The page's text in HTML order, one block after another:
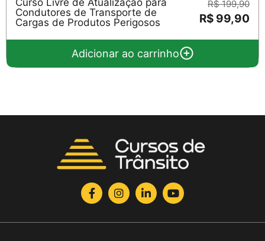
Condutores de Transporte de
Cargas de Produtos Perigosos
R$ 199,90
R$ 99,90
Adicionar ao carrinho